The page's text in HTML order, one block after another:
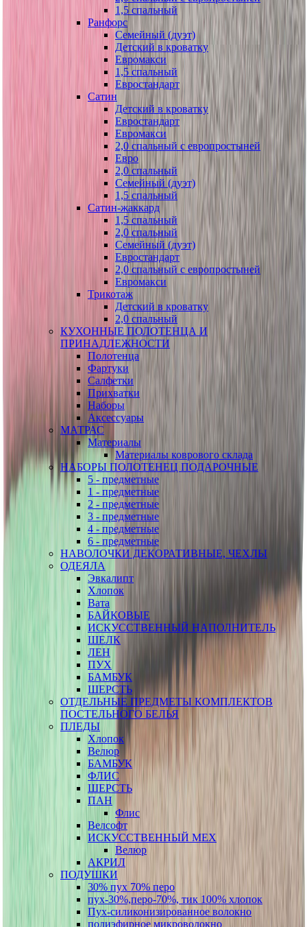
1,5 спальный
Ранфорс
Семейный (дуэт)
Детский в кроватку
Евромакси
1,5 спальный
Евростандарт
Сатин
Детский в кроватку
Евростандарт
Евромакси
2,0 спальный с европростыней
Евро
2,0 спальный
Семейный (дуэт)
1,5 спальный
Сатин-жаккард
1,5 спальный
2,0 спальный
Семейный (дуэт)
Евростандарт
2,0 спальный с европростыней
Евромакси
Трикотаж
Детский в кроватку
2,0 спальный
КУХОННЫЕ ПОЛОТЕНЦА И
ПРИНАДЛЕЖНОСТИ
Полотенца
Фартуки
Салфетки
Прихватки
Наборы
Аксессуары
МАТРАС
Материалы
Материалы коврового склада
НАБОРЫ ПОЛОТЕНЕЦ ПОДАРОЧНЫЕ
5 - предметные
1 - предметные
2 - предметные
3 - предметные
4 - предметные
6 - предметные
НАВОЛОЧКИ ДЕКОРАТИВНЫЕ, ЧЕХЛЫ
ОДЕЯЛА
Эвкалипт
Хлопок
Вата
БАЙКОВЫЕ
ИСКУССТВЕННЫЙ НАПОЛНИТЕЛЬ
ШЕЛК
ЛЕН
ПУХ
БАМБУК
ШЕРСТЬ
ОТДЕЛЬНЫЕ ПРЕДМЕТЫ КОМПЛЕКТОВ
ПОСТЕЛЬНОГО БЕЛЬЯ
ПЛЕДЫ
Хлопок
Велюр
БАМБУК
ФЛИС
ШЕРСТЬ
ПАН
Флис
Велсофт
ИСКУССТВЕННЫЙ МЕХ
Велюр
АКРИЛ
ПОДУШКИ
30% пух 70% перо
пух-30%,перо-70%, тик 100% хлопок
Пух-силиконизированное волокно
полиэфирное микроволокно